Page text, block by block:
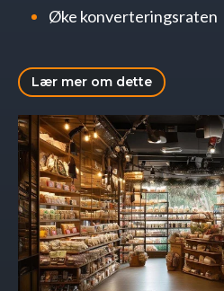
Øke konverteringsraten
Lær mer om dette